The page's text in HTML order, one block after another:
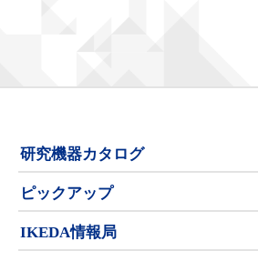
研究機器カタログ
ピックアップ
IKEDA情報局